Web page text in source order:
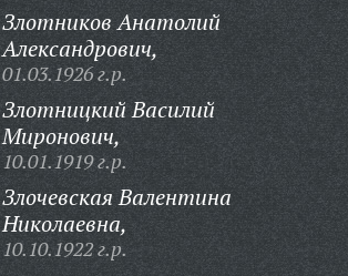
Злотников Анатолий
Александрович,
01.03.1926 г.р.
Злотницкий Василий
Миронович,
10.01.1919 г.р.
Злочевская Валентина
Николаевна,
10.10.1922 г.р.